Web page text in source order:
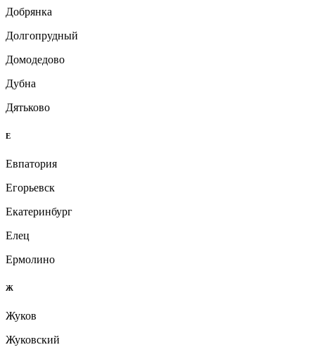
Добрянка
Долгопрудный
Домодедово
Дубна
Дятьково
Е
Евпатория
Егорьевск
Екатеринбург
Елец
Ермолино
Ж
Жуков
Жуковский